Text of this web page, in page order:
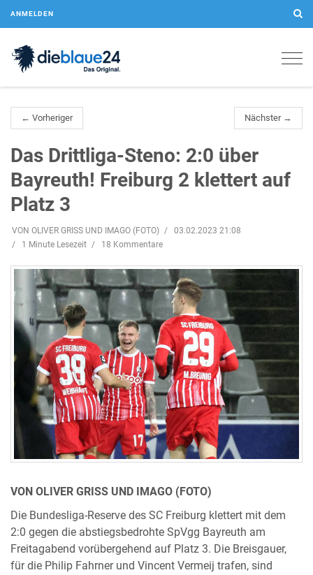
ANMELDEN
← Vorheriger Nächster →
Das Drittliga-Steno: 2:0 über
Bayreuth! Freiburg 2 klettert auf
Platz 3
VON OLIVER GRISS UND IMAGO (FOTO)
03.02.2023 21:08
1 Minute Lesezeit
18 Kommentare
VON OLIVER GRISS UND IMAGO (FOTO)
Die Bundesliga-Reserve des SC Freiburg klettert mit dem
2:0 gegen die abstiegsbedrohte SpVgg Bayreuth am
Freitagabend vorübergehend auf Platz 3. Die Breisgauer,
für die Philip Fahrner und Vincent Vermeij trafen, sind